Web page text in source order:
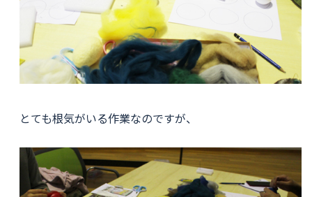
とても根気がいる作業なのですが、